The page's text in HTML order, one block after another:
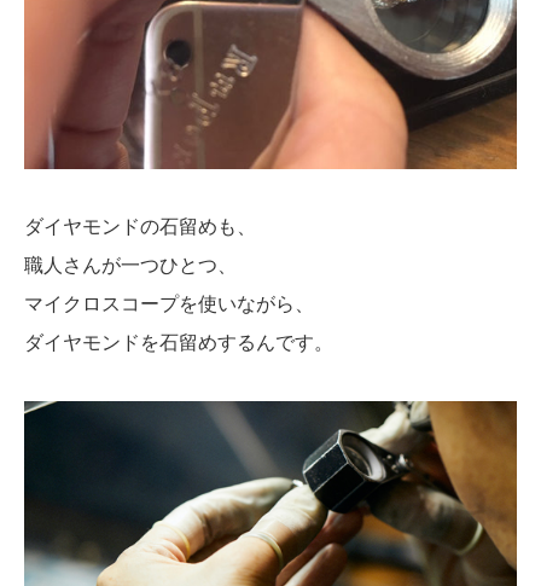
ダイヤモンドの石留めも、
職人さんが一つひとつ、
マイクロスコープを使いながら、
ダイヤモンドを石留めするんです。